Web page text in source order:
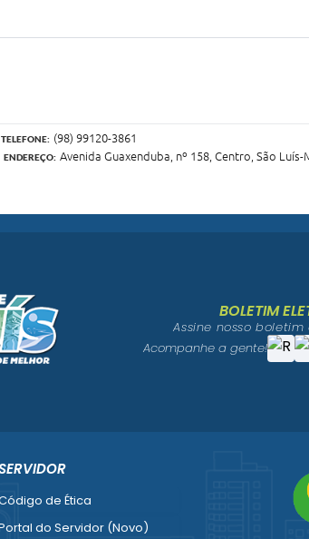
TELEFONE: (98) 99120-3861
ENDEREÇO: Avenida Guaxenduba, nº 158, Centro, São Luís-
de Ética
do Servidor (Novo)
BOLETIM
Assine nosso
Acompanhe a gente!